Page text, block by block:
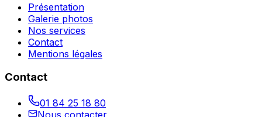
Présentation
Galerie photos
Nos services
Contact
Mentions légales
Contact
01 84 25 18 80
Nous contacter